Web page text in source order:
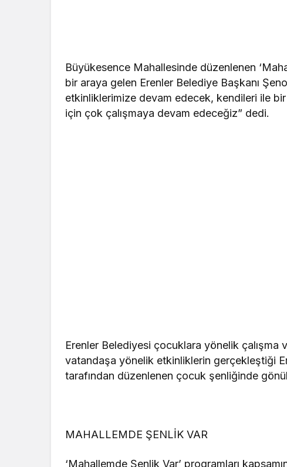
Büyükesence Mahallesinde düzenlenen
bir araya gelen Erenler Belediye Başkanı
etkinliklerimize devam edecek, kendileri ile
için çok çalışmaya devam edeceğiz” dedi.
Erenler Belediyesi çocuklara yönelik
vatandaşa yönelik etkinliklerin gerçekleştiği
tarafından düzenlenen çocuk şenliğinde
MAHALLEMDE ŞENLİK VAR
‘Mahallemde Şenlik Var’ programları